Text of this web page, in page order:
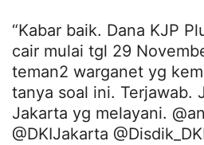
“Kabar baik. Dana KJP
cair mulai tgl 29
teman2 warganet yg
tanya soal ini. Terjawab.
Jakarta yg melayani.
@DKIJakarta